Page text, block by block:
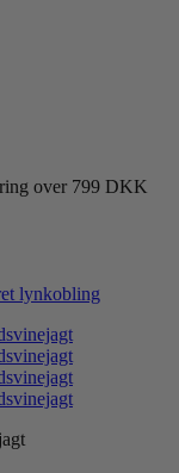
over 799 DKK
lynkobling